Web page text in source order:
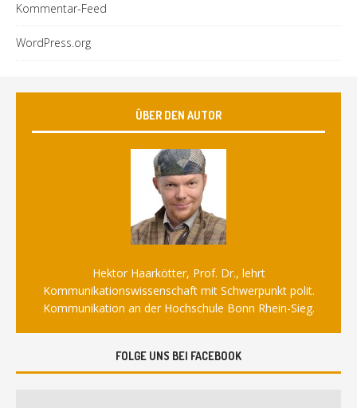
Kommentar-Feed
WordPress.org
ÜBER DEN AUTOR
Hektor Haarkötter, Prof. Dr., lehrt
Kommunikationswissenschaft mit Schwerpunkt polit.
Kommunikation an der Hochschule Bonn Rhein-Sieg.
FOLGE UNS BEI FACEBOOK